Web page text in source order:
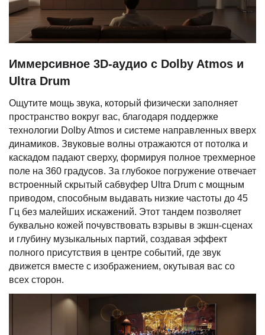
Иммерсивное 3D-аудио с Dolby Atmos и
Ultra Drum
Ощутите мощь звука, который физически заполняет
пространство вокруг вас, благодаря поддержке
технологии Dolby Atmos и системе направленных вверх
динамиков. Звуковые волны отражаются от потолка и
каскадом падают сверху, формируя полное трехмерное
поле на 360 градусов. За глубокое погружение отвечает
встроенный скрытый сабвуфер Ultra Drum с мощным
приводом, способным выдавать низкие частоты до 45
Гц без малейших искажений. Этот тандем позволяет
буквально кожей почувствовать взрывы в экшн-сценах
и глубину музыкальных партий, создавая эффект
полного присутствия в центре событий, где звук
движется вместе с изображением, окутывая вас со
всех сторон.